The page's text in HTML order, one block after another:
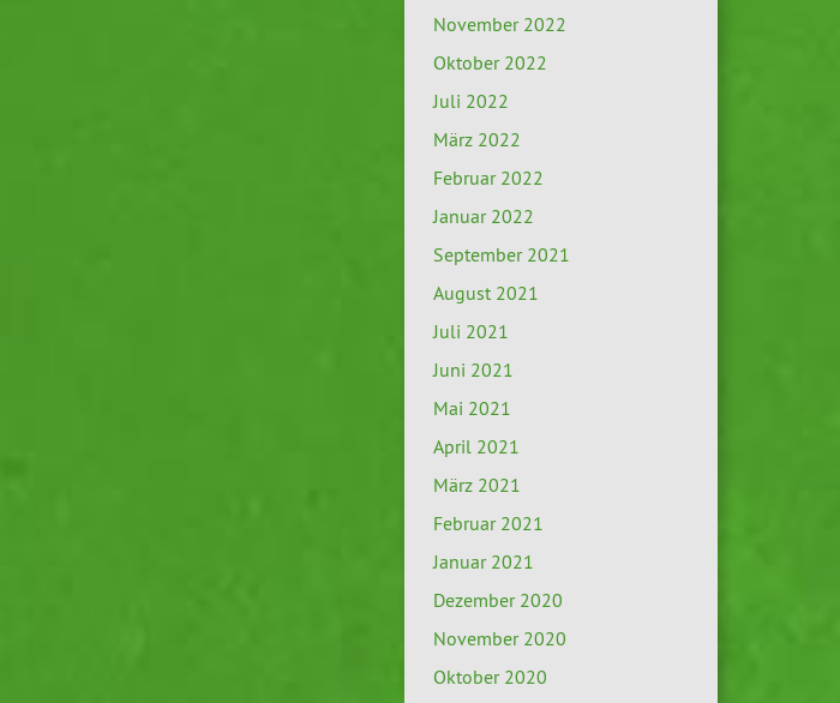
November 2022
Oktober 2022
Juli 2022
März 2022
Februar 2022
Januar 2022
September 2021
August 2021
Juli 2021
Juni 2021
Mai 2021
April 2021
März 2021
Februar 2021
Januar 2021
Dezember 2020
November 2020
Oktober 2020